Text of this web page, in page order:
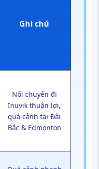
Ghi chú
Nối chuyến đi
Inuvik thuận lợi,
quá cảnh tại Đài
Bắc & Edmonton